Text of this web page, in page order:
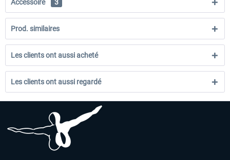
Accessoire 3
Prod. similaires
Les clients ont aussi acheté
Les clients ont aussi regardé